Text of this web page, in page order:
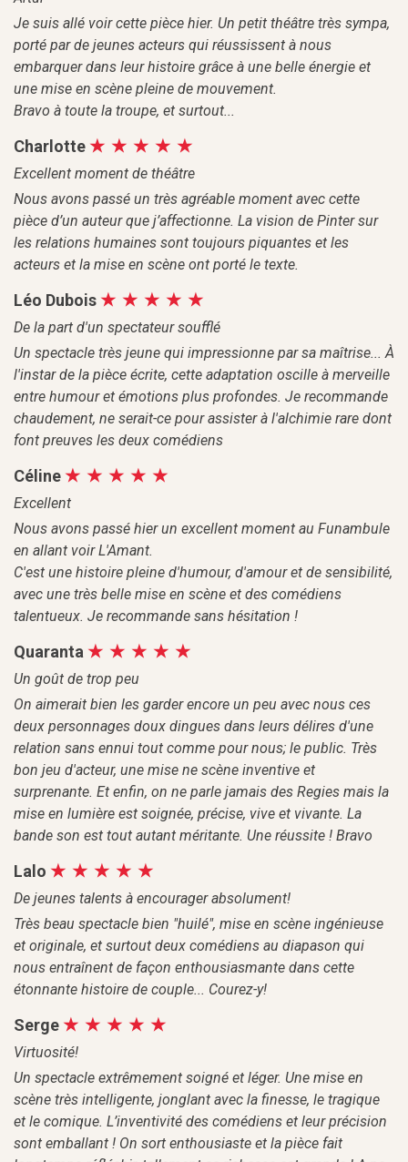
Je suis allé voir cette pièce hier. Un petit théâtre très sympa,
porté par de jeunes acteurs qui réussissent à nous
embarquer dans leur histoire grâce à une belle énergie et
une mise en scène pleine de mouvement.
Bravo à toute la troupe, et surtout...
Charlotte
Excellent moment de théâtre
Nous avons passé un très agréable moment avec cette
pièce d’un auteur que j’affectionne. La vision de Pinter sur
les relations humaines sont toujours piquantes et les
acteurs et la mise en scène ont porté le texte.
Léo Dubois
De la part d'un spectateur soufflé
Un spectacle très jeune qui impressionne par sa maîtrise... À
l'instar de la pièce écrite, cette adaptation oscille à merveille
entre humour et émotions plus profondes. Je recommande
chaudement, ne serait-ce pour assister à l'alchimie rare dont
font preuves les deux comédiens
Céline
Excellent
Nous avons passé hier un excellent moment au Funambule
en allant voir L'Amant.
C'est une histoire pleine d'humour, d'amour et de sensibilité,
avec une très belle mise en scène et des comédiens
talentueux. Je recommande sans hésitation !
Quaranta
Un goût de trop peu
On aimerait bien les garder encore un peu avec nous ces
deux personnages doux dingues dans leurs délires d'une
relation sans ennui tout comme pour nous; le public. Très
bon jeu d'acteur, une mise ne scène inventive et
surprenante. Et enfin, on ne parle jamais des Regies mais la
mise en lumière est soignée, précise, vive et vivante. La
bande son est tout autant méritante. Une réussite ! Bravo
Lalo
De jeunes talents à encourager absolument!
Très beau spectacle bien "huilé", mise en scène ingénieuse
et originale, et surtout deux comédiens au diapason qui
nous entraînent de façon enthousiasmante dans cette
étonnante histoire de couple... Courez-y!
Serge
Virtuosité!
Un spectacle extrêmement soigné et léger. Une mise en
scène très intelligente, jonglant avec la finesse, le tragique
et le comique. L’inventivité des comédiens et leur précision
sont emballant ! On sort enthousiaste et la pièce fait